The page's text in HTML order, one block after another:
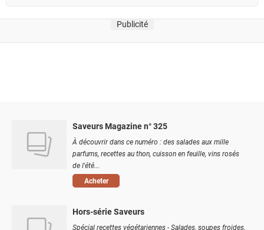
Publicité
Saveurs Magazine n° 325
À découvrir dans ce numéro : des salades aux mille
parfums, recettes au thon, cuisson en feuille, vins rosés
de l'été...
Acheter
Hors-série Saveurs
Spécial recettes végétariennes - Salades, soupes froides,